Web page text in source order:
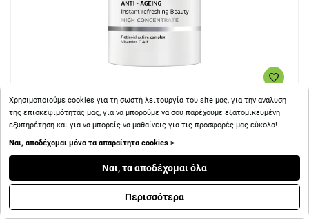
Froika Premium Night Drops Εντατικό Έλαιο Νυχτός 30ml
Χρησιμοποιούμε cookies για τη σωστή λειτουργία του site μας, για την ανάλυση
της επισκεψιμότητάς μας, για να μπορούμε να σου παρέχουμε εξατομικευμένη
εξυπηρέτηση και για να μπορείς να μαθαίνεις για τις προσφορές μας εύκολα!
Ναι, αποδέχομαι μόνο τα απαραίτητα cookies >
Ναι, τα αποδέχομαι όλα
Περισσότερα